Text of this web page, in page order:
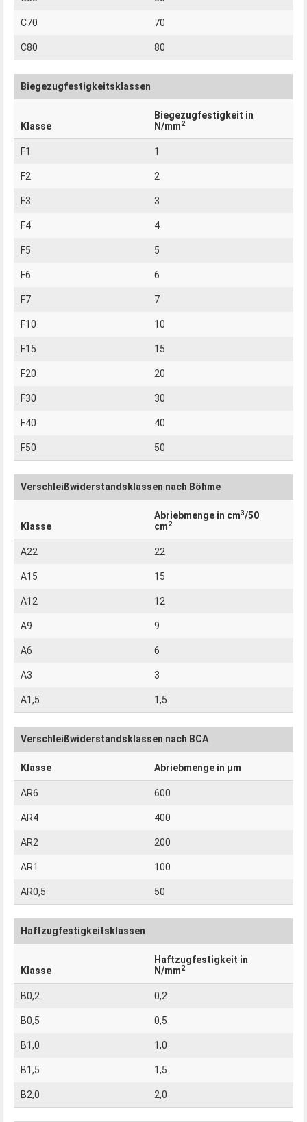
C70 70
C80 80
Biegezugfestigkeitsklassen
Klasse
Biegezugfestigkeit in
N/mm2
F1 1
F2 2
F3 3
F4 4
F5 5
F6 6
F7 7
F10 10
F15 15
F20 20
F30 30
F40 40
F50 50
Verschleißwiderstandsklassen nach Böhme
Klasse
Abriebmenge in cm3/50
cm2
A22 22
A15 15
A12 12
A9 9
A6 6
A3 3
A1,5 1,5
Verschleißwiderstandsklassen nach BCA
Klasse Abriebmenge in µm
AR6 600
AR4 400
AR2 200
AR1 100
AR0,5 50
Haftzugfestigkeitsklassen
Klasse
Haftzugfestigkeit in
N/mm2
B0,2 0,2
B0,5 0,5
B1,0 1,0
B1,5 1,5
B2,0 2,0